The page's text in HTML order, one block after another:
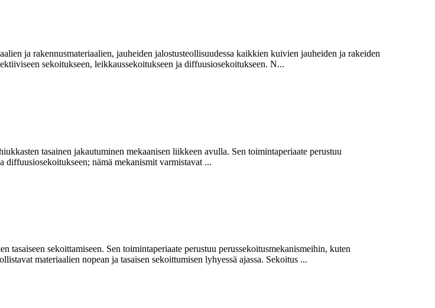
ja rakennusmateriaalien, jauheiden jalostusteollisuudessa kaikkien kuivien jauheiden ja rakeiden
sekoitukseen, leikkaussekoitukseen ja diffuusiosekoitukseen. N...
tasainen jakautuminen mekaanisen liikkeen avulla. Sen toimintaperiaate perustuu
nämä mekanismit varmistavat ...
tasaiseen sekoittamiseen. Sen toimintaperiaate perustuu perussekoitusmekanismeihin, kuten
materiaalien nopean ja tasaisen sekoittumisen lyhyessä ajassa. Sekoitus ...